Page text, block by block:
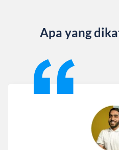
Apa yang